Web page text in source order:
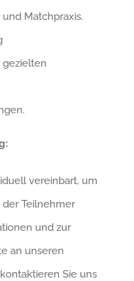
Matchpraxis.
vereinbart, um
Teilnehmer
und zur
an unseren
Sie uns